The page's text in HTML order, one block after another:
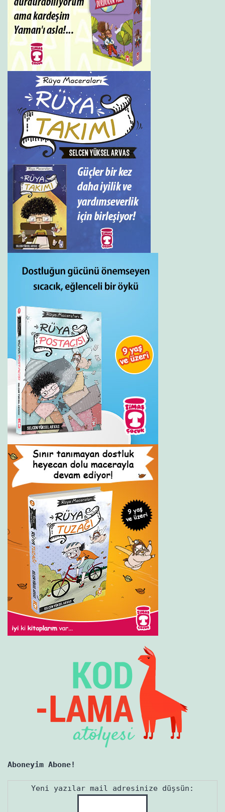
Aboneyim Abone!
Yeni yazılar mail adresinize düşsün: